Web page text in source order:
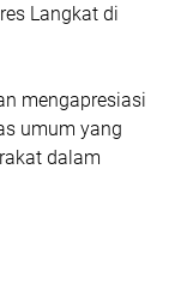
Langkat di
mengapresiasi
umum yang
dalam